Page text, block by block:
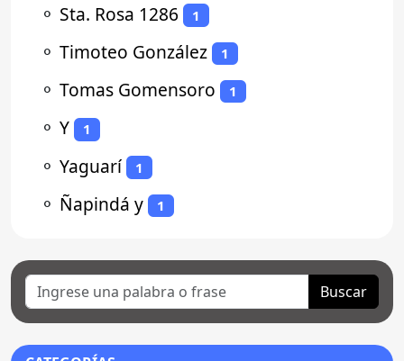
⚬ Sta. Rosa 1286 1
⚬ Timoteo González 1
⚬ Tomas Gomensoro 1
⚬ Y 1
⚬ Yaguarí 1
⚬ Ñapindá y 1
Buscar